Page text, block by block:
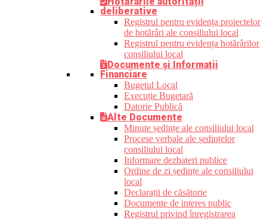
deliberative
Registrul pentru evidența proiectelor
de hotărâri ale consiliului local
Registrul pentru evidența hotărârilor
consiliului local
Documente și Informații
Financiare
Bugetul Local
Execuție Bugetară
Datorie Publică
Alte Documente
Minute ședințe ale consiliului local
Procese verbale ale ședințelor
consiliului local
Informare dezbateri publice
Ordine de zi ședințe ale consiliului
local
Declarații de căsătorie
Documente de interes public
Registrul privind înregistrarea